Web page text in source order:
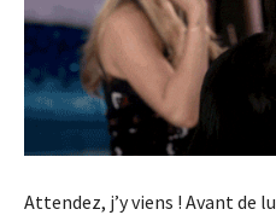
Attendez, j’y viens ! Avant de